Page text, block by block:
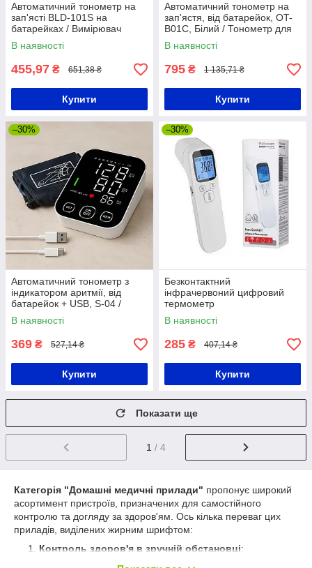
Автоматичний тонометр на
зап'ясті BLD-101S на
батарейках / Вимірювач
артеріального тиску з
функцією пам'яті
В наявності
455,97 ₴ 651,38 ₴
Купити
Автоматичний тонометр на
зап'ястя, від батарейок, OT-
B01C, Білий / Тонометр для
вимірювання тиску та пульсу
/ Тонометр електронний
В наявності
795 ₴ 1 135,71 ₴
Купити
–30%
Автоматичний тонометр з
індикатором аритмії, від
батарейок + USB, S-04 /
Апарат для вимірювання
артеріального тиску
В наявності
369 ₴ 527,14 ₴
Купити
–30%
Безконтактний
інфрачервоний цифровий
термометр
В наявності
285 ₴ 407,14 ₴
Купити
Показати ще
1 / 4
Категорія "Домашні медичні прилади" пропонує широкий
асортимент пристроїв, призначених для самостійного
контролю та догляду за здоров'ям. Ось кілька переваг цих
приладів, виділених жирним шрифтом:
Контроль здоров'я в зручній обстановці: